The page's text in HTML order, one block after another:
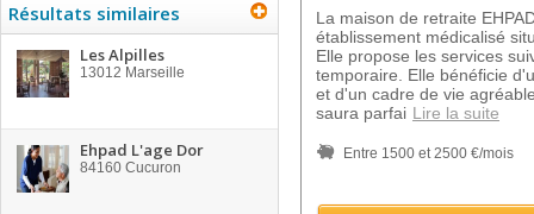
Résultats similaires
Les Alpilles
13012 Marseille
Ehpad L'age Dor
84160 Cucuron
La maison de retraite
établissement médicalisé
Elle propose les services
temporaire. Elle bénéficie
et d'un cadre de vie
saura parfai Lire la suite
Entre 1500 et 2500 €/mois